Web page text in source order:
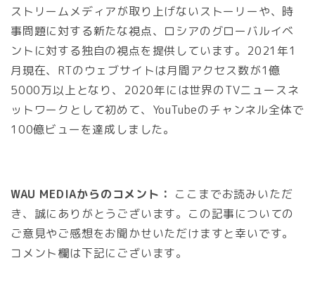
ストリームメディアが取り上げないストーリーや、時
事問題に対する新たな視点、ロシアのグローバルイベ
ントに対する独自の視点を提供しています。2021年1
月現在、RTのウェブサイトは月間アクセス数が1億
5000万以上となり、2020年には世界のTVニュースネ
ットワークとして初めて、YouTubeのチャンネル全体で
100億ビューを達成しました。
WAU MEDIAからのコメント： ここまでお読みいただ
き、誠にありがとうございます。この記事についての
ご意見やご感想をお聞かせいただけますと幸いです。
コメント欄は下記にございます。